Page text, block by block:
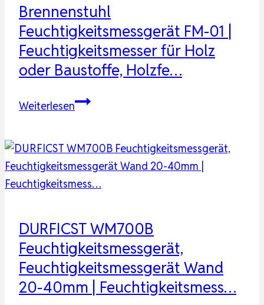
Zerstörungsfreie
Bereichsscans,
…
Brennenstuhl
Feuchtigkeitsmessgerät FM-01 |
Feuchtigkeitsmesser für Holz
oder Baustoffe, Holzfe…
WeiterlesenBrennenstuhl
01
|
Feuchtigkeitsmesser
Holz
oder
Baustoffe,
Holzfe…
DURFICST WM700B
Feuchtigkeitsmessgerät,
Feuchtigkeitsmessgerät Wand
20-40mm | Feuchtigkeitsmess…